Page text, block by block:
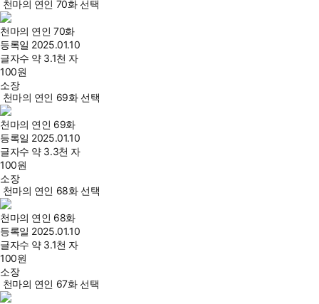
천마의 연인 70화 선택
천마의 연인 70화
등록일 2025.01.10
글자수 약 3.1천 자
100원
소장
천마의 연인 69화 선택
천마의 연인 69화
등록일 2025.01.10
글자수 약 3.3천 자
100원
소장
천마의 연인 68화 선택
천마의 연인 68화
등록일 2025.01.10
글자수 약 3.1천 자
100원
소장
천마의 연인 67화 선택